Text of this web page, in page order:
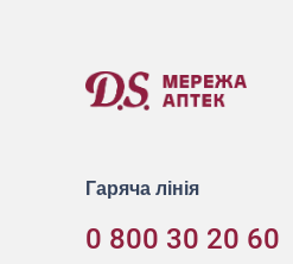
Гаряча лінія
0 800 30 20 60